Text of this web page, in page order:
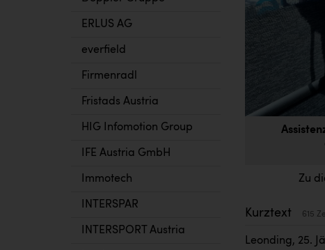
ERLUS AG
everfield
Firmenradl
Fristads Austria
HIG Infomotion Group
IFE Austria GmbH
Immotech
INTERSPAR
INTERSPORT Austria
Zu
Kurztext 615
Leonding, 25.